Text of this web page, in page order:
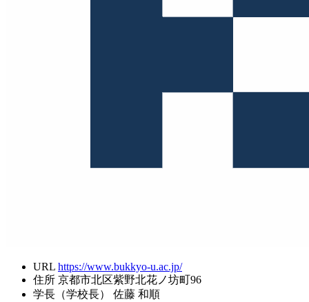
URL https://www.bukkyo-u.ac.jp/
住所 京都市北区紫野北花ノ坊町96
学長（学校長）
佐藤 和順